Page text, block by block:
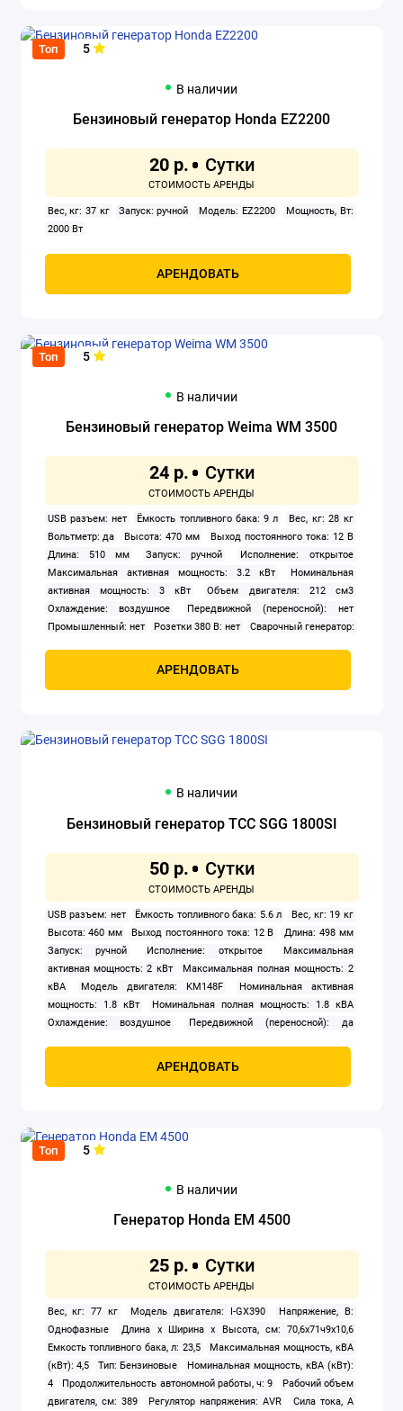
Топ 5
В наличии
Бензиновый генератор Honda EZ2200
20 р.
Вес, кг: 37 кг Запуск: ручной Модель: EZ2200
Мощность, Вт:
2000 Вт
АРЕНДОВАТЬ
Топ 5
В наличии
Бензиновый генератор Weima WM 3500
24 р.
USB разъем: нет Ёмкость топливного бака: 9 л
Вес, кг: 28 кг
Вольтметр: да
Высота: 470 мм
Выход постоянного тока: 12 В
Длина: 510 мм
Запуск: ручной
Исполнение: открытое
Максимальная активная мощность: 3.2 кВт
Номинальная
активная мощность: 3 кВт
Объем двигателя: 212 см3
Охлаждение: воздушное
Передвижной (переносной): нет
Промышленный: нет
Розетки 380 В: нет
Сварочный генератор:
двигателя внутреннего сгорания: четырехтактный
АРЕНДОВАТЬ
В наличии
Бензиновый генератор ТСС SGG 1800SI
50 р.
USB разъем: нет Ёмкость топливного бака: 5.6 л
Вес, кг: 19 кг
Высота: 460 мм
Выход постоянного тока: 12 В
Длина: 498 мм
Запуск: ручной
Исполнение: открытое
Максимальная
активная мощность: 2 кВт
Максимальная полная мощность: 2
кВА
Модель двигателя: KM148F
Номинальная активная
мощность: 1.8 кВт
Номинальная полная мощность: 1.8 кВА
Охлаждение: воздушное
Передвижной (переносной): да
АРЕНДОВАТЬ
Топ 5
В наличии
Генератор Honda EM 4500
25 р.
Вес, кг: 77 кг Модель двигателя: I-GX390
Напряжение, В:
Однофазные
Длина х Ширина х Высота, см: 70,6x71ч9x10,6
Емкость топливного бака, л: 23,5
Максимальная мощность, кВА
(кВт): 4,5
Тип: Бензиновые
Номинальная мощность, кВА (кВт):
4
Продолжительность автономной работы, ч: 9
Рабочий объем
двигателя, см: 389
Регулятор напряжения: AVR Сила тока, А